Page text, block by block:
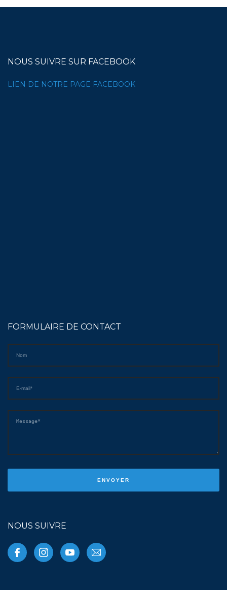
NOUS SUIVRE SUR FACEBOOK
LIEN DE NOTRE PAGE FACEBOOK
FORMULAIRE DE CONTACT
NOUS SUIVRE